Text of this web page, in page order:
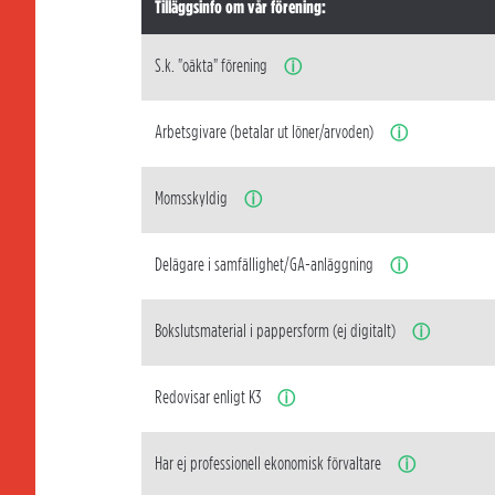
Tilläggsinfo om vår förening:
S.k. "oäkta" förening ⓘ
Arbetsgivare (betalar ut löner/arvoden) ⓘ
Momsskyldig ⓘ
Delägare i samfällighet/GA-anläggning ⓘ
Bokslutsmaterial i pappersform (ej digitalt) ⓘ
Redovisar enligt K3 ⓘ
Har ej professionell ekonomisk förvaltare ⓘ